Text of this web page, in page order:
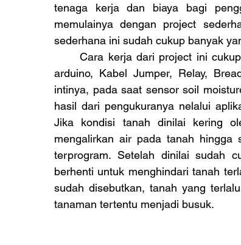
tenaga kerja dan biaya bagi
memulainya dengan project
sederhana ini sudah cukup banyak
	Cara kerja dari project ini cukup simpel. Kamu hanya perlu mikrokontroler contohnya
arduino, Kabel Jumper, Relay,
intinya, pada saat sensor soil
hasil dari pengukuranya nelalui
Jika kondisi tanah dinilai kering
mengalirkan air pada tanah hingga
terprogram. Setelah dinilai sudah
berhenti untuk menghindari tanah
sudah disebutkan, tanah yang
tanaman tertentu menjadi busuk.